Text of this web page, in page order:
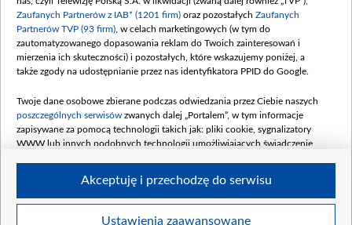
Zaufanych Partnerów z IAB* (1201 firm) oraz pozostałych Zaufanych
Partnerów TVP (93 firm) , w celach marketingowych (w tym do
zautomatyzowanego dopasowania reklam do Twoich zainteresowań i
mierzenia ich skuteczności) i pozostałych, które wskazujemy poniżej, a
także zgody na udostępnianie przez nas identyfikatora PPID do Google.
Twoje dane osobowe zbierane podczas odwiedzania przez Ciebie naszych
poszczególnych serwisów zwanych dalej „Portalem”, w tym informacje
zapisywane za pomocą technologii takich jak: pliki cookie, sygnalizatory
WWW lub innych podobnych technologii umożliwiających świadczenie
Twoje dane osobowe zbierane podczas odwiedzania przez Ciebie
Ustawienia zaawansowane
Akceptuję i przechodzę do serwisu